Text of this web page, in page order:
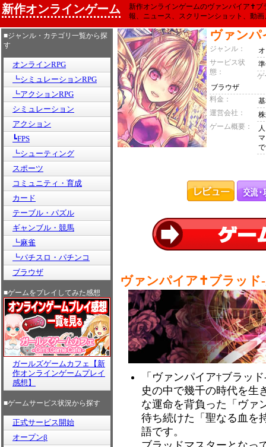
新作オンラインゲーム
新作オンラインゲームのヴァンパイア✝ブ
報、ニュース、スクリーンショット、動
■ジャンル・カテゴリ一覧から探
す
オンラインRPG
┗シミュレーションRPG
┗アクションRPG
シミュレーション
アクション
┗FPS
┗シューティング
スポーツ
コミュニティ・育成
カード
テーブル・パズル
ギャンブル・競馬
┗麻雀
┗パチスロ・パチンコ
ブラウザ
■ゲームをプレイしてみた感想
ガールズゲームカフェ【新
作オンラインゲームプレイ
感想】
■ゲームサービス状況から探す
正式サービス開始
オープンβ
ヴァン
ジャンル：
サービス状
態：
ゲ
ブラウザ
料金：
運営会社：
ゲーム概要：
ヴァンパイア✝ブラッド
「ヴァンパイア†ブラッ
史の中で幾千の時代を生
な運命を背負った「ヴァ
待ち続けた「聖なる血を
語です。